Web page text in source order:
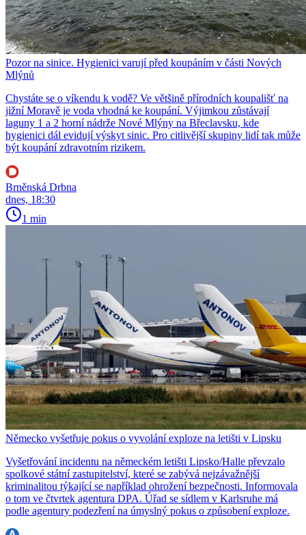
Pozor na sinice. Hygienici varují před koupáním v části Nových
Mlýnů
Chystáte se o víkendu k vodě? Ve většině přírodních koupališť na
jižní Moravě je voda vhodná ke koupání. Výjimkou zůstávají
laguny 1 a 2 horní nádrže Nové Mlýny na Břeclavsku, kde
hygienici dál evidují výskyt sinic. Pro citlivější skupiny lidí tak může
být koupání zdravotním rizikem.
Brněnská Drbna
dnes, 18:30
1 min
Německo vyšetřuje pokus o vyvolání exploze na letišti v Lipsku
Vyšetřování incidentu na německém letišti Lipsko/Halle převzalo
spolkové státní zastupitelství, které se zabývá nejzávažnější
kriminalitou týkající se například ohrožení bezpečnosti. Informovala
o tom ve čtvrtek agentura DPA. Úřad se sídlem v Karlsruhe má
podle agentury podezření na úmyslný pokus o způsobení exploze.